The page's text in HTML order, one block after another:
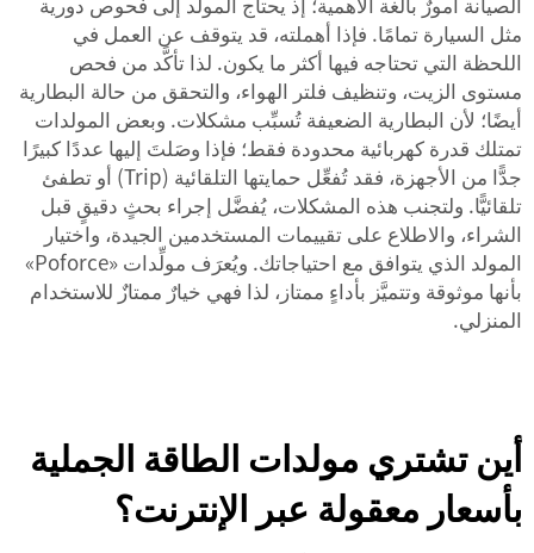
مثل السيارة تمامًا. فإذا أهملته، قد يتوقف عن العمل في
اللحظة التي تحتاجه فيها أكثر ما يكون. لذا تأكَّد من فحص
مستوى الزيت، وتنظيف فلتر الهواء، والتحقق من حالة البطارية
أيضًا؛ لأن البطارية الضعيفة تُسبِّب مشكلات. وبعض المولدات
تمتلك قدرة كهربائية محدودة فقط؛ فإذا وصَلتَ إليها عددًا كبيرًا
جدًّا من الأجهزة، فقد تُفعِّل حمايتها التلقائية (Trip) أو تطفئ
تلقائيًّا. ولتجنب هذه المشكلات، يُفضَّل إجراء بحثٍ دقيقٍ قبل
الشراء، والاطلاع على تقييمات المستخدمين الجيدة، واختيار
المولد الذي يتوافق مع احتياجاتك. ويُعرَف مولِّدات «Poforce»
بأنها موثوقة وتتميَّز بأداءٍ ممتاز، لذا فهي خيارٌ ممتازٌ للاستخدام
المنزلي.
أين تشتري مولدات الطاقة الجملية
بأسعار معقولة عبر الإنترنت؟